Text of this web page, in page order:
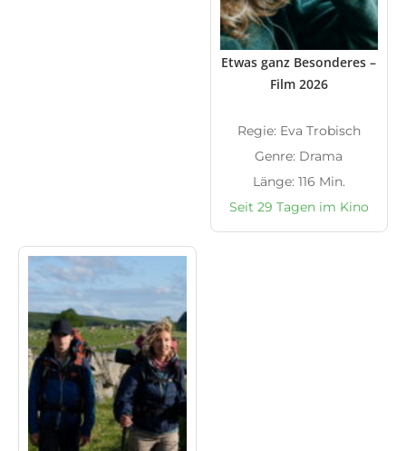
Etwas ganz Besonderes –
Film 2026
Regie: Eva Trobisch
Genre: Drama
Länge: 116 Min.
Seit 29 Tagen im Kino